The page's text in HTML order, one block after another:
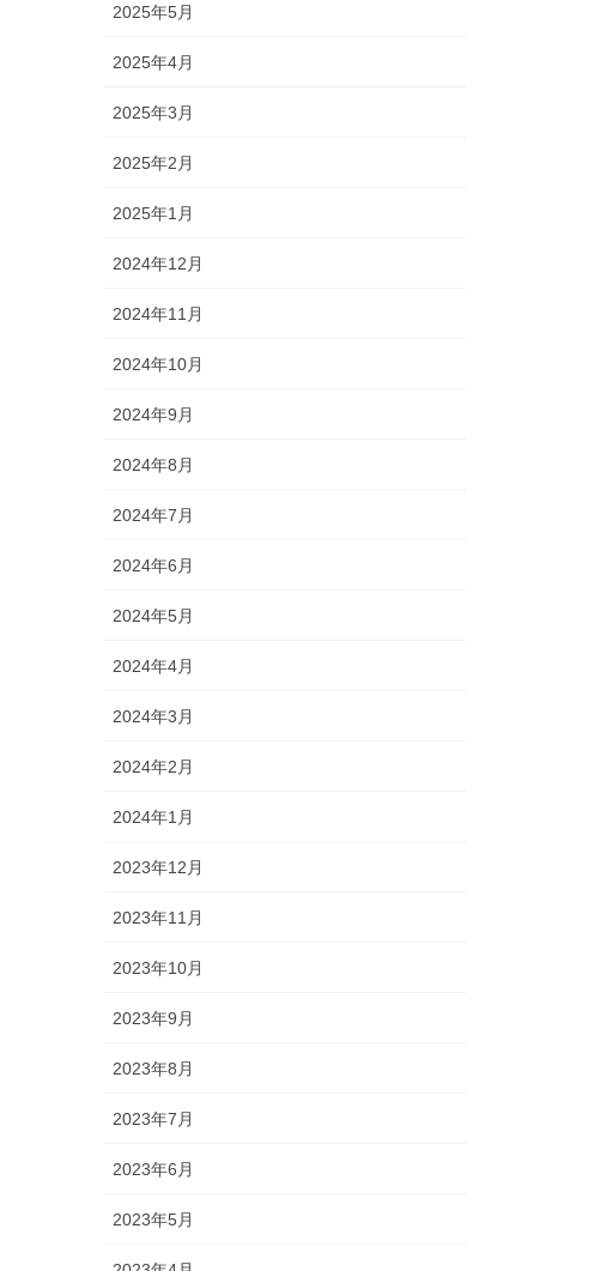
2025年5月
2025年4月
2025年3月
2025年2月
2025年1月
2024年12月
2024年11月
2024年10月
2024年9月
2024年8月
2024年7月
2024年6月
2024年5月
2024年4月
2024年3月
2024年2月
2024年1月
2023年12月
2023年11月
2023年10月
2023年9月
2023年8月
2023年7月
2023年6月
2023年5月